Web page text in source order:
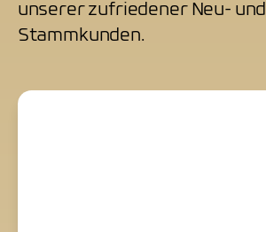
unserer zufriedener Neu- und
Stammkunden.